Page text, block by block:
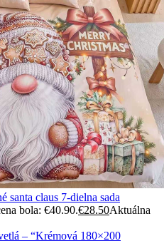
santa claus 7-dielna sada
bola: €40.90.€28.50Aktuálna